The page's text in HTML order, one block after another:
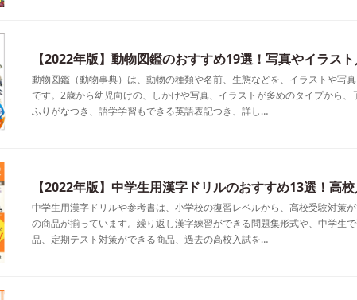
【2022年版】動物図鑑のおすすめ19選！写真やイラス
動物図鑑（動物事典）は、動物の種類や名前、生態などを、イラストや写
です。2歳から幼児向けの、しかけや写真、イラストが多めのタイプから
ふりがなつき、語学学習もできる英語表記つき、詳し…
【2022年版】中学生用漢字ドリルのおすすめ13選！高
中学生用漢字ドリルや参考書は、小学校の復習レベルから、高校受験対策
の商品が揃っています。繰り返し漢字練習ができる問題集形式や、中学生
品、定期テスト対策ができる商品、過去の高校入試を…